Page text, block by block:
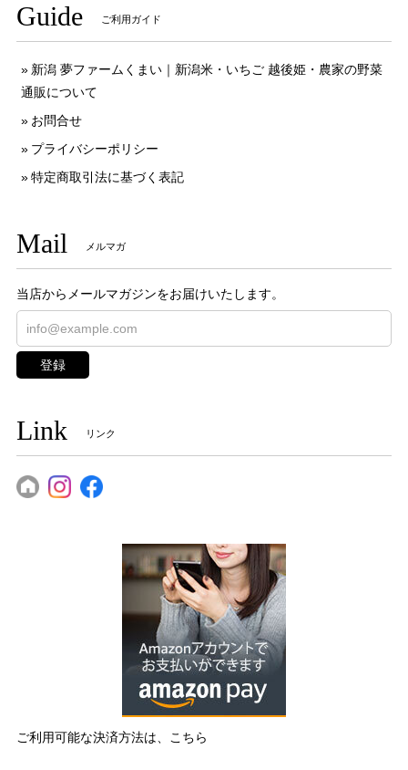
Guide ご利用ガイド
新潟 夢ファームくまい｜新潟米・いちご 越後姫・農家の野菜
通販について
お問合せ
プライバシーポリシー
特定商取引法に基づく表記
Mail メルマガ
当店からメールマガジンをお届けいたします。
登録
Link リンク
ご利用可能な決済方法は、こちら